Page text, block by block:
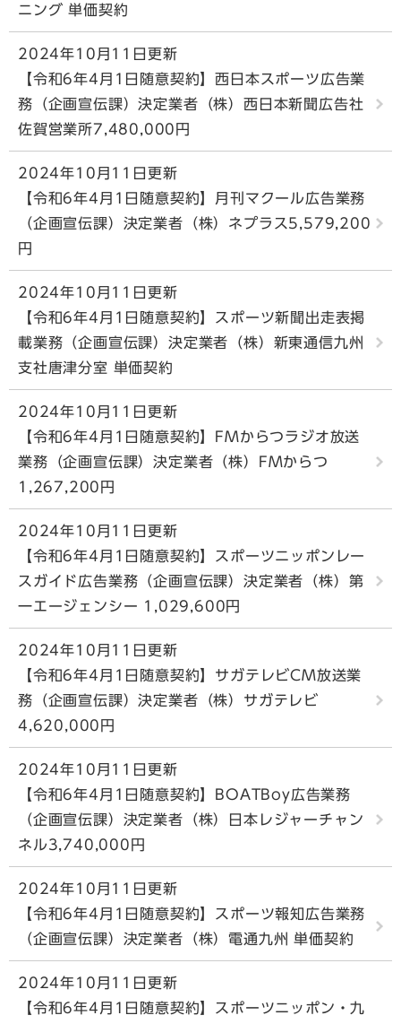
ニング 単価契約
2024年10月11日更新
【令和6年4月1日随意契約】西日本スポーツ広告業
務（企画宣伝課）決定業者（株）西日本新聞広告社
佐賀営業所7,480,000円
2024年10月11日更新
【令和6年4月1日随意契約】月刊マクール広告業務
（企画宣伝課）決定業者（株）ネプラス5,579,200
円
2024年10月11日更新
【令和6年4月1日随意契約】スポーツ新聞出走表掲
載業務（企画宣伝課）決定業者（株）新東通信九州
支社唐津分室 単価契約
2024年10月11日更新
【令和6年4月1日随意契約】FMからつラジオ放送
業務（企画宣伝課）決定業者（株）FMからつ
1,267,200円
2024年10月11日更新
【令和6年4月1日随意契約】スポーツニッポンレー
スガイド広告業務（企画宣伝課）決定業者（株）第
一エージェンシー 1,029,600円
2024年10月11日更新
【令和6年4月1日随意契約】サガテレビCM放送業
務（企画宣伝課）決定業者（株）サガテレビ
4,620,000円
2024年10月11日更新
【令和6年4月1日随意契約】BOATBoy広告業務
（企画宣伝課）決定業者（株）日本レジャーチャン
ネル3,740,000円
2024年10月11日更新
【令和6年4月1日随意契約】スポーツ報知広告業務
（企画宣伝課）決定業者（株）電通九州 単価契約
2024年10月11日更新
【令和6年4月1日随意契約】スポーツニッポン・九